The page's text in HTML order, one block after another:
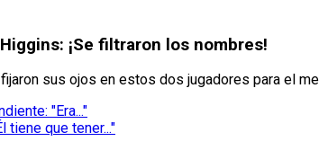
¡Se filtraron los nombres!
sus ojos en estos dos jugadores para el
"Era..."
tiene que tener..."